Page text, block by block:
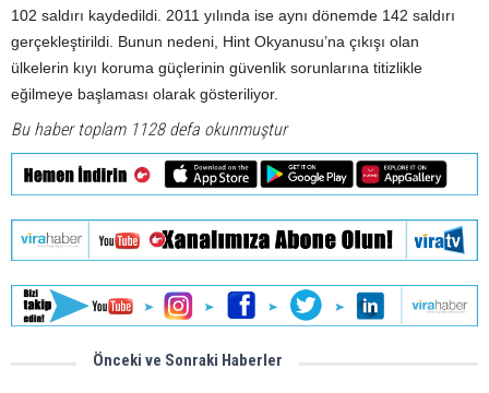
102 saldırı kaydedildi. 2011 yılında ise aynı dönemde 142 saldırı
gerçekleştirildi. Bunun nedeni, Hint Okyanusu’na çıkışı olan
ülkelerin kıyı koruma güçlerinin güvenlik sorunlarına titizlikle
eğilmeye başlaması olarak gösteriliyor.
Bu haber toplam 1128 defa okunmuştur
Önceki ve Sonraki Haberler